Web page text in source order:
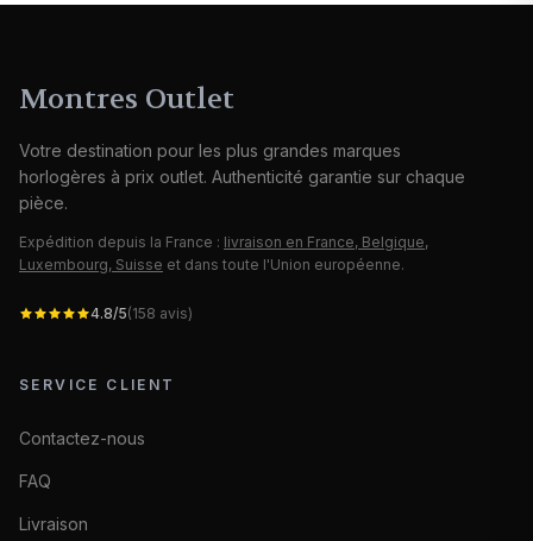
Montres Outlet
Votre destination pour les plus grandes marques
horlogères à prix outlet. Authenticité garantie sur chaque
pièce.
Expédition depuis la France : livraison en France, Belgique,
Luxembourg, Suisse et dans toute l'Union européenne.
4.8/5(158 avis)
SERVICE CLIENT
Contactez-nous
FAQ
Livraison